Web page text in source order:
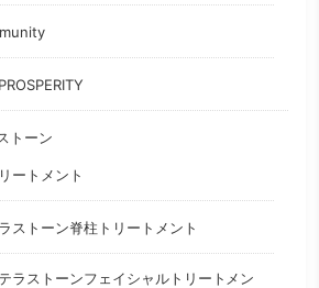
トーン
ートメント
ストーン脊柱トリートメント
ラストーンフェイシャルトリートメン